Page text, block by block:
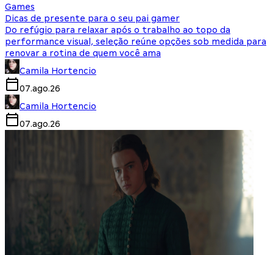
Games
Dicas de presente para o seu pai gamer
Do refúgio para relaxar após o trabalho ao topo da
performance visual, seleção reúne opções sob medida para
renovar a rotina de quem você ama
Camila Hortencio
07.ago.26
Camila Hortencio
07.ago.26